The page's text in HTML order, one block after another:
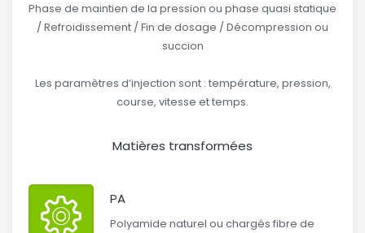
Phase de maintien de la pression ou phase quasi statique
/ Refroidissement / Fin de dosage / Décompression ou
succion
Les paramètres d’injection sont : température, pression,
course, vitesse et temps.
Matières transformées
PA
Polyamide naturel ou chargés fibre de